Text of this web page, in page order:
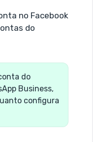
no Facebook
do
do
Business,
configura